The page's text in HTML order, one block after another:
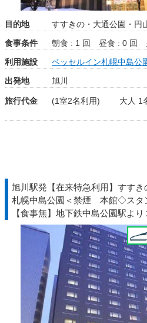
目的地
すすきの・大通公園・円
食事条件
朝食 : 1 回 昼食 : 0 回
利用施設
ベッセルイン札幌中島公
出発地
旭川
旅行代金 (1室2名利用) 大人 1
旭川駅発【在来特急利用】すす
札幌中島公園＜禁煙 本館◇スタ
【食事無】地下鉄中島公園駅よ
近ホテル◆北海道◇ＪＲきっぷ駅